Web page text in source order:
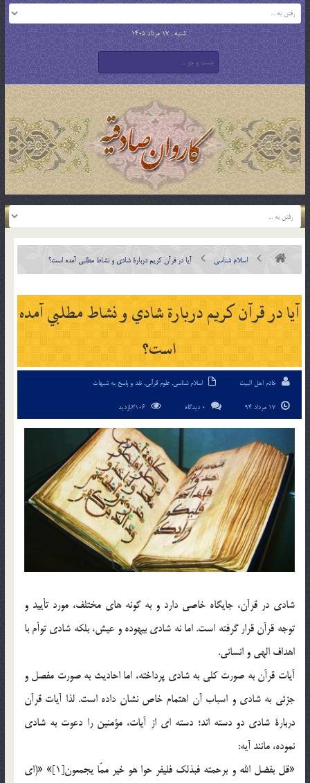
شنبه , 17 مرداد 1405
اسلام شناسی آيا در قرآن كريم دربارة شادي و نشاط مطلبي آمده است؟
آيا در قرآن كريم دربارة شادي و نشاط مطلبي آمده
است؟
خادم اهل البیت اسلام شناسی,علوم قرآنی, نقد و پاسخ به شبهات
0 دیدگاه
شادي در قرآن، جايگاه خاصي دارد و به گونه هاي مختلف، مورد تأييد و
توجه قرآن قرار گرفته است. اما نه شادي بيهوده و عيش، بلكه شادي توأم با
اهداف الهي و انساني.
آيات قرآن به صورت كلي به شادي پرداخته، اما احاديث به صورت مفصل و
جزئي به شادي و اسباب آن اهتمام خاص نشان داده است. لذا آيات قرآن
دربارة شادي دو دسته اند؛ دسته اي از آيات، مؤمنين را دعوت به شادي
نموده، مانند آيه:
«قل بفضل الله و برحمته فبذلك فليفر حوا هو خير ممّا يجمعون[1]» «(اي